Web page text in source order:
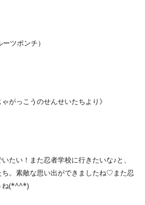
ツポンチ）
がっこうのせんせいたちより》
たい！また忍者学校に行きたいな♪と、
ち。素敵な思い出ができましたね♡また忍
ね(*^^*)